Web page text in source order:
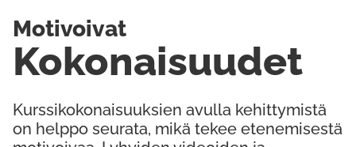
Kurssikokonaisuuksien avulla kehittymistä
on helppo seurata, mikä tekee etenemisestä
Kokonaisuudet
Motivoivat